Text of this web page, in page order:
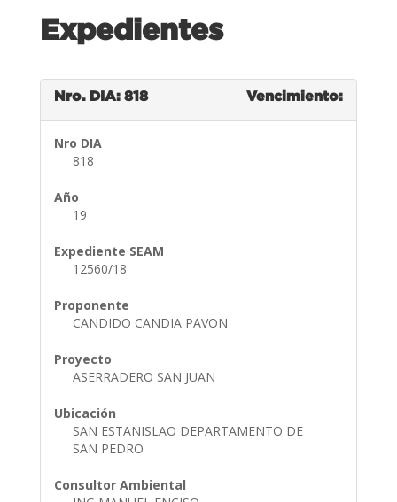
Expedientes
Nro. DIA: 818 Vencimiento:
Nro DIA
818
Año
19
Expediente SEAM
12560/18
Proponente
CANDIDO CANDIA PAVON
Proyecto
ASERRADERO SAN JUAN
Ubicación
SAN ESTANISLAO DEPARTAMENTO DE
SAN PEDRO
Consultor Ambiental